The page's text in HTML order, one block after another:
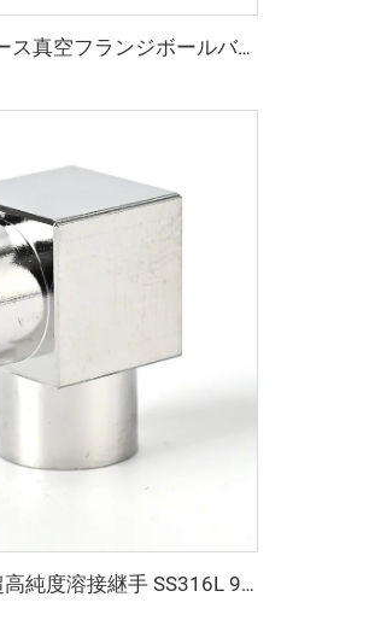
ステンレス鋼製3ピース真空フランジボールバルブ NW63-100 SS304/SS316L 縮小孔 ISO63-ISO100 フランジバルブ
マイクロ溶接継手 超高純度溶接継手 SS316L 90度エルボ 高純度マイクロフィットチューブブチウェルディング継手 ステンレス鋼 90°エルボ